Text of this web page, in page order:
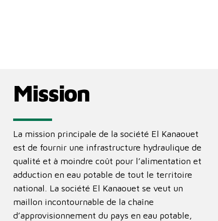
Mission
La mission principale de la société El Kanaouet
est de fournir une infrastructure hydraulique de
qualité et à moindre coût pour l’alimentation et
adduction en eau potable de tout le territoire
national. La société El Kanaouet se veut un
maillon incontournable de la chaîne
d’approvisionnement du pays en eau potable,